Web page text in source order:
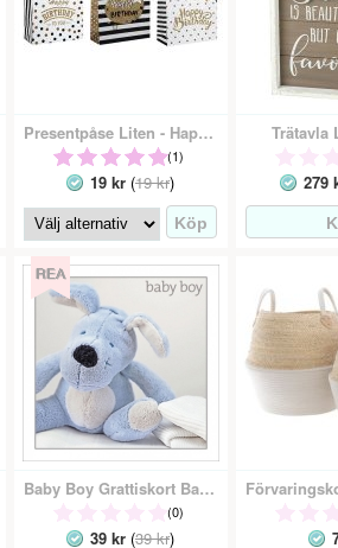
Presentpåse Liten - Happy Birthday
(1)
19 kr (19 kr)
Trätavla
279
Baby Boy Grattiskort Baby Pojke
(0)
39 kr (39 kr)